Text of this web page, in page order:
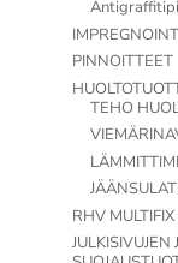
PINNOITTEET
TEHO
RHV